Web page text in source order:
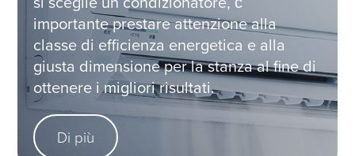
importante prestare attenzione alla
classe di efficienza energetica e alla
giusta dimensione per la stanza al fine di
ottenere i migliori risultati.
Di più